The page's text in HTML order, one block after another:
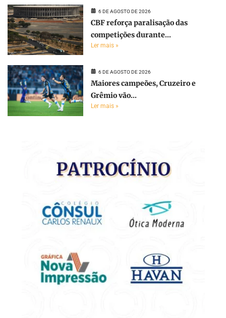
6 DE AGOSTO DE 2026
CBF reforça paralisação das
competições durante...
Ler mais »
6 DE AGOSTO DE 2026
Maiores campeões, Cruzeiro e
Grêmio vão...
Ler mais »